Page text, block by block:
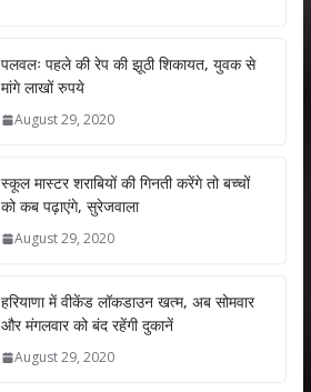
er e
dI
n
l e
पलवलः पहले की रेप की झूठी शिकायत, युवक से
मांगे लाखों रुपये
August 29, 2020
स्कूल मास्टर शराबियों की गिनती करेंगे तो बच्चों
को कब पढ़ाएंगे, सुरेजवाला
August 29, 2020
हरियाणा में वीकेंड लॉकडाउन खत्म, अब सोमवार
और मंगलवार को बंद रहेंगी दुकानें
August 29, 2020